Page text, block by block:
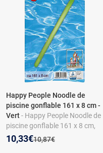
Happy People Noodle de
piscine gonflable 161 x 8 cm -
Vert- Happy People Noodle de
piscine gonflable 161 x 8 cm,
vert (sans sélection, 1 pièce)
Ancien prix :
10,87€
Nouveau prix :
10,33€
Réduction de :